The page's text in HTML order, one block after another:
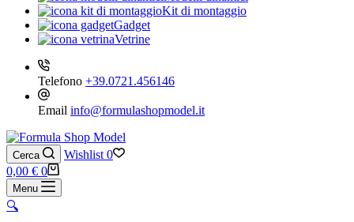
Kit di montaggio
Gadget
Vetrine
Telefono +39.0721.456146
Email info@formulashopmodel.it
Cerca Wishlist 0
Carrello
0,00 € 0
Menu
🔍